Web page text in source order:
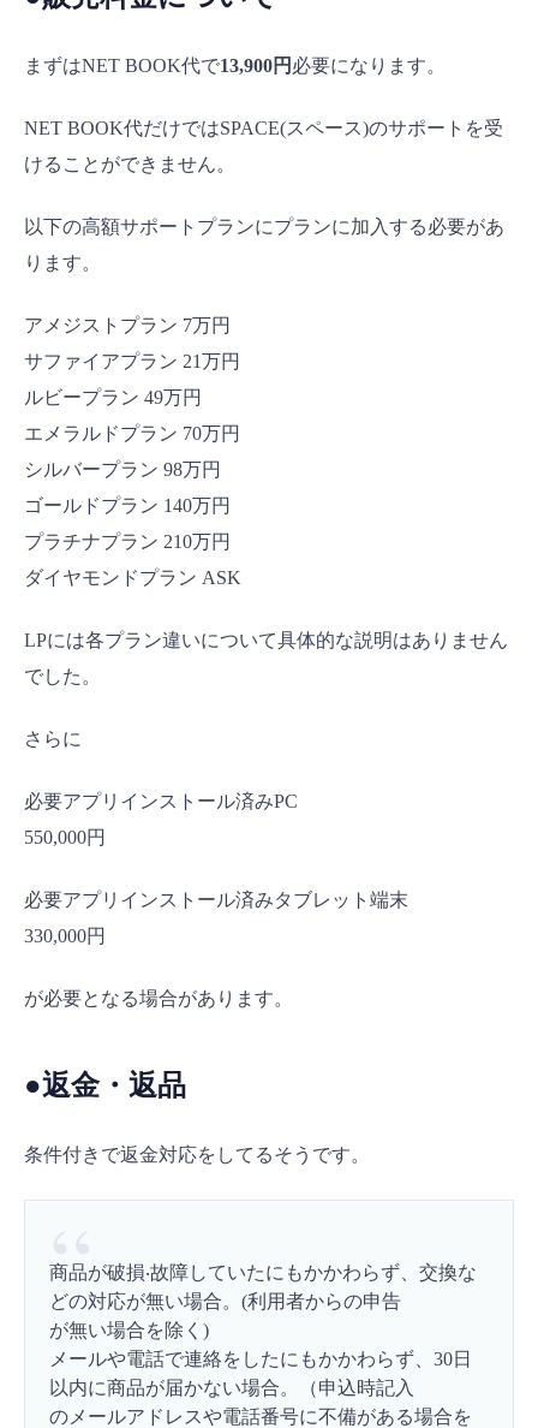
まずはNET BOOK代で13,900円 必要になります。
NET BOOK代だけではSPACE(スペース)のサポートを受
けることができません。
以下の高額サポートプランにプランに加入する必要があ
ります。
アメジストプラン 7万円
サファイアプラン 21万円
ルビープラン 49万円
エメラルドプラン 70万円
シルバープラン 98万円
ゴールドプラン 140万円
プラチナプラン 210万円
ダイヤモンドプラン ASK
LPには各プラン違いについて具体的な説明はありません
でした。
さらに
必要アプリインストール済みPC
550,000円
必要アプリインストール済みタブレット端末
330,000円
が必要となる場合があります。
●返金・返品
条件付きで返金対応をしてるそうです。
商品が破損‧故障していたにもかかわらず、交換な
どの対応が無い場合。(利用者からの申告
が無い場合を除く)
メールや電話で連絡をしたにもかかわらず、30日
以内に商品が届かない場合。（申込時記入
のメールアドレスや電話番号に不備がある場合を